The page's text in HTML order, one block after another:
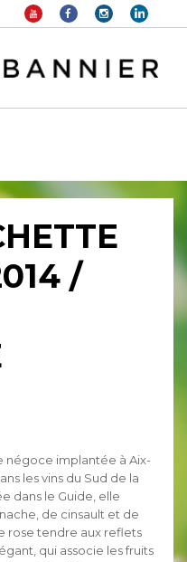
2 to be long, string given in
1149
/
négoce implantée à Aix-
les vins du Sud de la
dans le Guide, elle
de cinsault et de
rose tendre aux reflets
qui associe les fruits